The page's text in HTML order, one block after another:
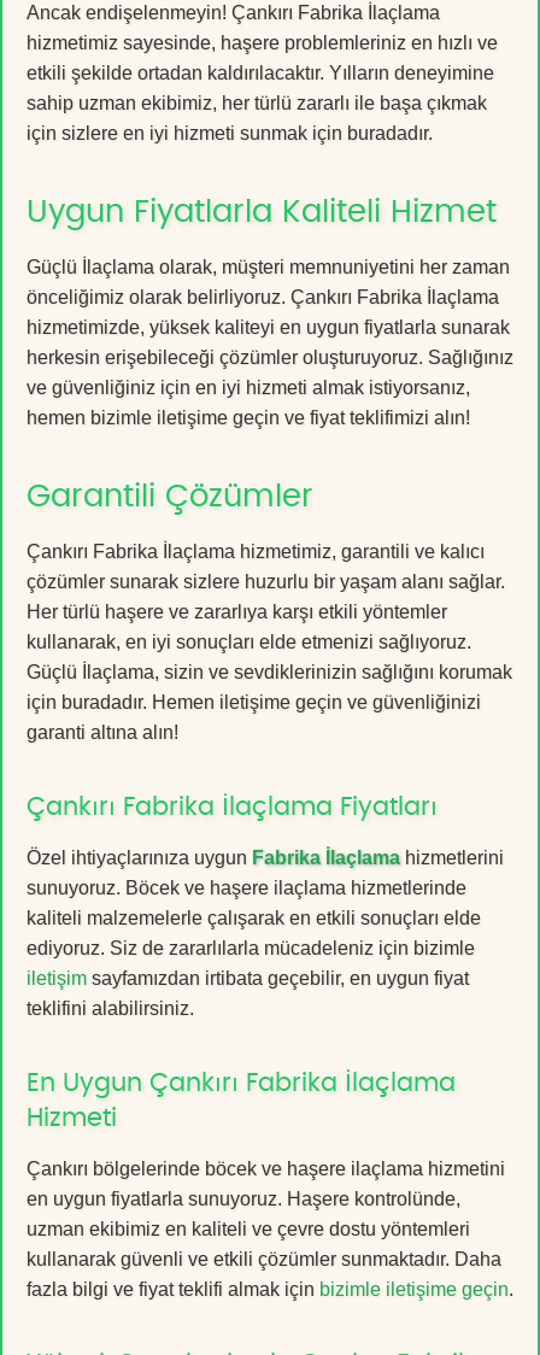
Ancak endişelenmeyin! Çankırı Fabrika İlaçlama
hizmetimiz sayesinde, haşere problemleriniz en hızlı ve
etkili şekilde ortadan kaldırılacaktır. Yılların deneyimine
sahip uzman ekibimiz, her türlü zararlı ile başa çıkmak
için sizlere en iyi hizmeti sunmak için buradadır.
Uygun Fiyatlarla Kaliteli Hizmet
Güçlü İlaçlama olarak, müşteri memnuniyetini her zaman
önceliğimiz olarak belirliyoruz. Çankırı Fabrika İlaçlama
hizmetimizde, yüksek kaliteyi en uygun fiyatlarla sunarak
herkesin erişebileceği çözümler oluşturuyoruz. Sağlığınız
ve güvenliğiniz için en iyi hizmeti almak istiyorsanız,
hemen bizimle iletişime geçin ve fiyat teklifimizi alın!
Garantili Çözümler
Çankırı Fabrika İlaçlama hizmetimiz, garantili ve kalıcı
çözümler sunarak sizlere huzurlu bir yaşam alanı sağlar.
Her türlü haşere ve zararlıya karşı etkili yöntemler
kullanarak, en iyi sonuçları elde etmenizi sağlıyoruz.
Güçlü İlaçlama, sizin ve sevdiklerinizin sağlığını korumak
için buradadır. Hemen iletişime geçin ve güvenliğinizi
garanti altına alın!
Çankırı Fabrika İlaçlama Fiyatları
Özel ihtiyaçlarınıza uygun Fabrika İlaçlamahizmetlerini
sunuyoruz. Böcek ve haşere ilaçlama hizmetlerinde
kaliteli malzemelerle çalışarak en etkili sonuçları elde
ediyoruz. Siz de zararlılarla mücadeleniz için bizimle
iletişim sayfamızdan irtibata geçebilir, en uygun fiyat
teklifini alabilirsiniz.
En Uygun Çankırı Fabrika İlaçlama
Hizmeti
Çankırı bölgelerinde böcek ve haşere ilaçlama hizmetini
en uygun fiyatlarla sunuyoruz. Haşere kontrolünde,
uzman ekibimiz en kaliteli ve çevre dostu yöntemleri
kullanarak güvenli ve etkili çözümler sunmaktadır. Daha
fazla bilgi ve fiyat teklifi almak için bizimle iletişime geçin.